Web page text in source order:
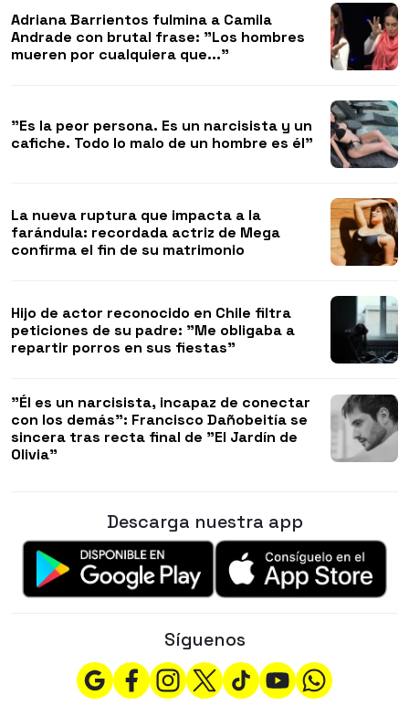
Adriana Barrientos fulmina a Camila
Andrade con brutal frase: "Los hombres
mueren por cualquiera que..."
"Es la peor persona. Es un narcisista y un
cafiche. Todo lo malo de un hombre es él"
La nueva ruptura que impacta a la
farándula: recordada actriz de Mega
confirma el fin de su matrimonio
Hijo de actor reconocido en Chile filtra
peticiones de su padre: "Me obligaba a
repartir porros en sus fiestas"
"Él es un narcisista, incapaz de conectar
con los demás": Francisco Dañobeitía se
sincera tras recta final de "El Jardín de
Olivia"
Descarga nuestra app
Síguenos